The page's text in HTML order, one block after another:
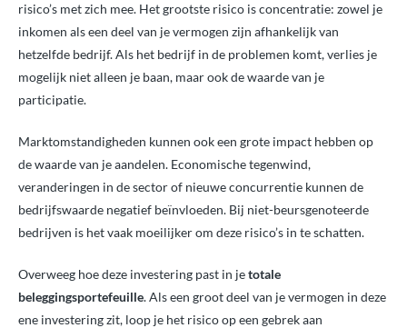
risico’s met zich mee. Het grootste risico is concentratie: zowel je
inkomen als een deel van je vermogen zijn afhankelijk van
hetzelfde bedrijf. Als het bedrijf in de problemen komt, verlies je
mogelijk niet alleen je baan, maar ook de waarde van je
participatie.
Marktomstandigheden kunnen ook een grote impact hebben op
de waarde van je aandelen. Economische tegenwind,
veranderingen in de sector of nieuwe concurrentie kunnen de
bedrijfswaarde negatief beïnvloeden. Bij niet-beursgenoteerde
bedrijven is het vaak moeilijker om deze risico’s in te schatten.
Overweeg hoe deze investering past in jetotale
beleggingsportefeuille. Als een groot deel van je vermogen in deze
ene investering zit, loop je het risico op een gebrek aan